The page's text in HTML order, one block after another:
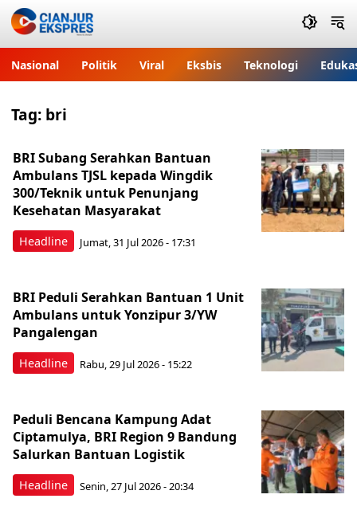
Nasional Politik Viral Eksbis Teknologi
Tag: bri
Headline
BRI Subang Serahkan Bantuan
Ambulans TJSL kepada Wingdik
300/Teknik untuk Penunjang
Kesehatan Masyarakat ​
Jumat, 31 Jul 2026 - 17:31
Headline
BRI Peduli Serahkan Bantuan 1 Unit
Ambulans untuk Yonzipur 3/YW
Pangalengan
Rabu, 29 Jul 2026 - 15:22
Headline
Peduli Bencana Kampung Adat
Ciptamulya, BRI Region 9 Bandung
Salurkan Bantuan Logistik
Senin, 27 Jul 2026 - 20:34